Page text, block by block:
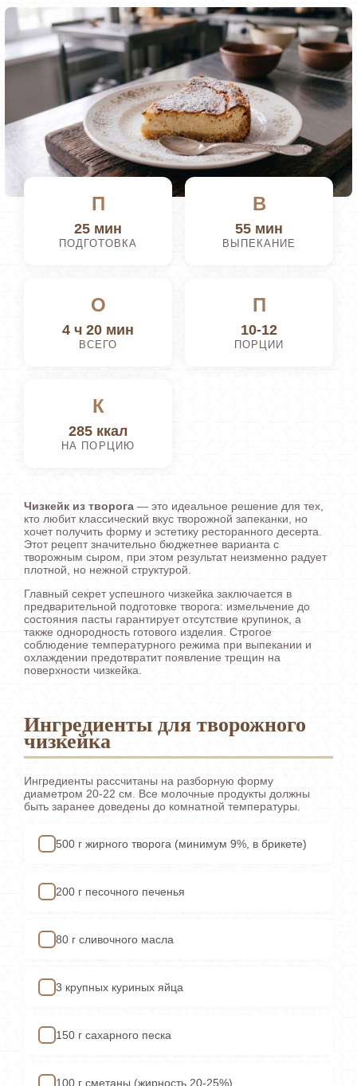
П
25 мин
ПОДГОТОВКА
В
55 мин
ВЫПЕКАНИЕ
О
4 ч 20 мин
ВСЕГО
П
10-12
ПОРЦИИ
К
285 ккал
НА ПОРЦИЮ
Чизкейк из творога — это идеальное решение для тех,
кто любит классический вкус творожной запеканки, но
хочет получить форму и эстетику ресторанного десерта.
Этот рецепт значительно бюджетнее варианта с
творожным сыром, при этом результат неизменно радует
плотной, но нежной структурой.
Главный секрет успешного чизкейка заключается в
предварительной подготовке творога: измельчение до
состояния пасты гарантирует отсутствие крупинок, а
также однородность готового изделия. Строгое
соблюдение температурного режима при выпекании и
охлаждении предотвратит появление трещин на
поверхности чизкейка.
Ингредиенты для творожного
чизкейка
Ингредиенты рассчитаны на разборную форму
диаметром 20-22 см. Все молочные продукты должны
быть заранее доведены до комнатной температуры.
500 г жирного творога (минимум 9%, в брикете)
200 г песочного печенья
80 г сливочного масла
3 крупных куриных яйца
150 г сахарного песка
100 г сметаны (жирность 20-25%)